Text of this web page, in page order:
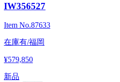
IW356527
Item No.87633
在庫有/福岡
¥579,850
新品